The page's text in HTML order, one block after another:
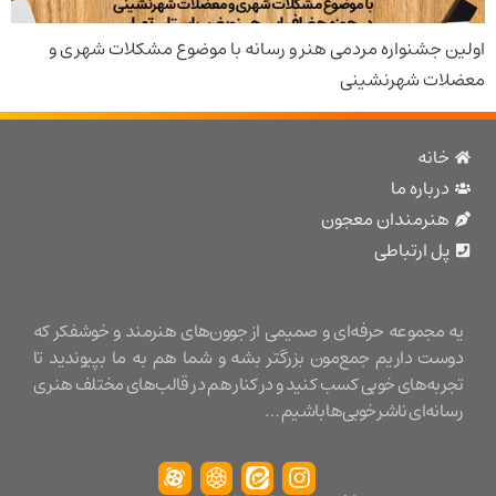
مردمی هنر و رسانه با موضوع مشکلات شهری و
شهرنشینی
ما
معجون
ارتباطی
حرفه‌ای و صمیمی از جوون‌های هنرمند و خوشفکر که
داریم جمع‌مون بزرگتر بشه و شما هم به ما بپیوندید تا
خوبی کسب کنید و در کنار هم در قالب‌های مختلف هنری
ناشر خوبی‌ها باشیم …